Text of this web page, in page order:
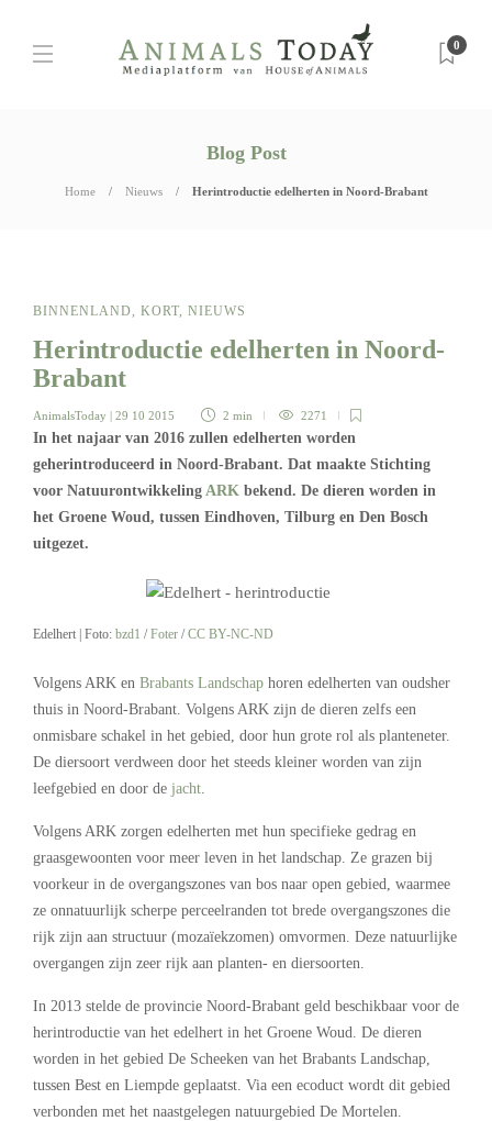
0
Blog Post
Home Nieuws Herintroductie edelherten in Noord-Brabant
BINNENLAND, KORT, NIEUWS
Herintroductie edelherten in Noord-
Brabant
AnimalsToday | 29 10 2015 2 min 2271
In het najaar van 2016 zullen edelherten worden
geherintroduceerd in Noord-Brabant. Dat maakte Stichting
voor Natuurontwikkeling ARK bekend. De dieren worden in
het Groene Woud, tussen Eindhoven, Tilburg en Den Bosch
uitgezet.
Edelhert | Foto: bzd1 /Foter /CC BY-NC-ND
Volgens ARK en Brabants Landschap horen edelherten van oudsher
thuis in Noord-Brabant. Volgens ARK zijn de dieren zelfs een
onmisbare schakel in het gebied, door hun grote rol als planteneter.
De diersoort verdween door het steeds kleiner worden van zijn
leefgebied en door de jacht
Volgens ARK zorgen edelherten met hun specifieke gedrag en
graasgewoonten voor meer leven in het landschap. Ze grazen bij
voorkeur in de overgangszones van bos naar open gebied, waarmee
ze onnatuurlijk scherpe perceelranden tot brede overgangszones die
rijk zijn aan structuur (mozaïekzomen) omvormen. Deze natuurlijke
overgangen zijn zeer rijk aan planten- en diersoorten.
In 2013 stelde de provincie Noord-Brabant geld beschikbaar voor de
herintroductie van het edelhert in het Groene Woud. De dieren
worden in het gebied De Scheeken van het Brabants Landschap,
tussen Best en Liempde geplaatst. Via een ecoduct wordt dit gebied
verbonden met het naastgelegen natuurgebied De Mortelen.